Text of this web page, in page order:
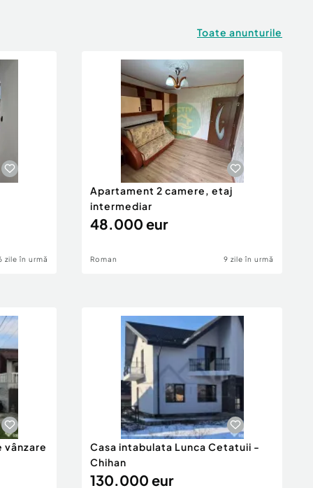
Toate anunturile
zile în urmă
Apartament 2 camere, etaj
intermediar
48.000 eur
Roman 9 zile în urmă
vânzare
Casa intabulata Lunca Cetatuii -
Chihan
130.000 eur